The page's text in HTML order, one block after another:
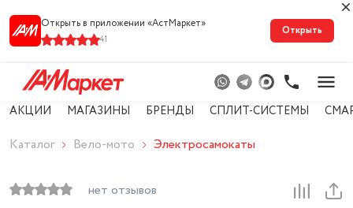
Открыть в приложении «АстМарке‪т‬»
41
Открыть
АКЦИИ МАГАЗИНЫ БРЕНДЫ СПЛИТ-СИСТЕМЫ
Каталог Вело-мото Электросамокаты
нет отзывов